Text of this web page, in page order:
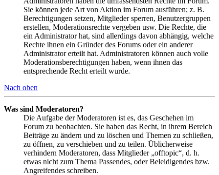
Sie können jede Art von Aktion im Forum ausführen; z. B.
Berechtigungen setzen, Mitglieder sperren, Benutzergruppen
erstellen, Moderationsrechte vergeben usw. Die Rechte, die
ein Administrator hat, sind allerdings davon abhängig, welche
Rechte ihnen ein Gründer des Forums oder ein anderer
Administrator erteilt hat. Administratoren können auch volle
Moderationsberechtigungen haben, wenn ihnen das
entsprechende Recht erteilt wurde.
Nach oben
Was sind Moderatoren?
Die Aufgabe der Moderatoren ist es, das Geschehen im
Forum zu beobachten. Sie haben das Recht, in ihrem Bereich
Beiträge zu ändern und zu löschen und Themen zu schließen,
zu öffnen, zu verschieben und zu teilen. Üblicherweise
verhindern Moderatoren, dass Mitglieder „offtopic“, d. h.
etwas nicht zum Thema Passendes, oder Beleidigendes bzw.
Angreifendes schreiben.